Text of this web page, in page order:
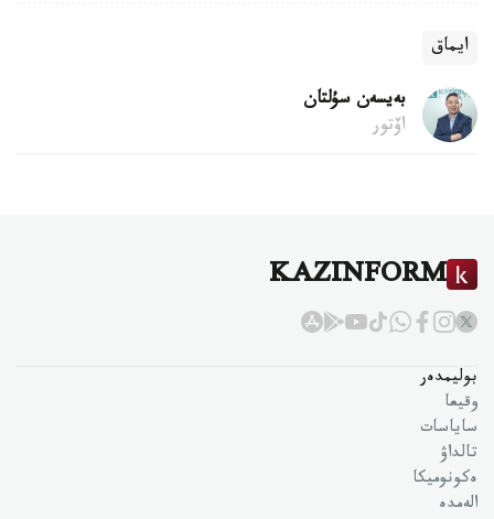
ايماق
بەيسەن سۇلتان
اۆتور
KAZINFORM
بوليمدەر
وقيعا
ساياسات
تالداۋ
ەكونوميكا
الەمدە